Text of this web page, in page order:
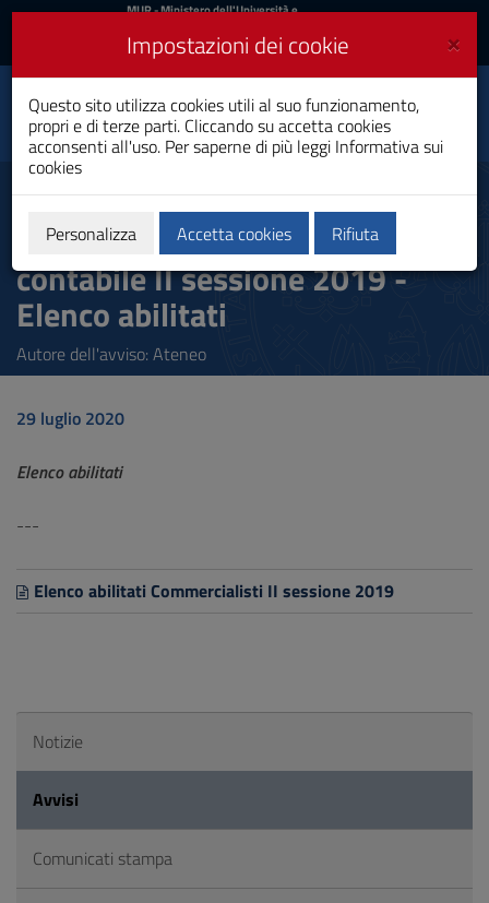
Vai
al
navigazione
del
sito
al
Footer
MIUR
Accedi
MUR- Ministero dell'Università e
Accedi UniCA News
Toggle
navigation
Università degli
Studi di Cagliari
Esame di Stato Dottore
commercialista ed Esperto
contabile II sessione 2019 -
Elenco abilitati
Autore dell'avviso: Ateneo
29 luglio 2020
Elenco abilitati
---
Elenco abilitati Commercialisti II sessione 2019
Notizie
Avvisi
Comunicati stampa
×
Impostazioni dei cookie
Questo sito utilizza cookies utili al suo funzionamento,
propri e di terze parti. Cliccando su accetta cookies
acconsenti all'uso. Per saperne di più leggi Informativa sui
cookies
Personalizza Accetta cookies Rifiuta